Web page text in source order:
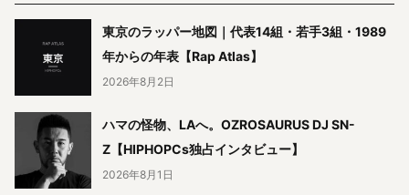
東京のラッパー地図｜代表14組・若手3組・1989
年からの年表【Rap Atlas】
2026年8月2日
ハマの怪物、LAへ。OZROSAURUS DJ SN-
Z【HIPHOPCs独占インタビュー】
2026年8月1日